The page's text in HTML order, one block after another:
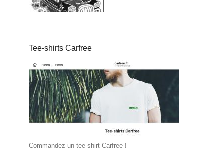
Tee-shirts Carfree
Commandez un tee-shirt Carfree !